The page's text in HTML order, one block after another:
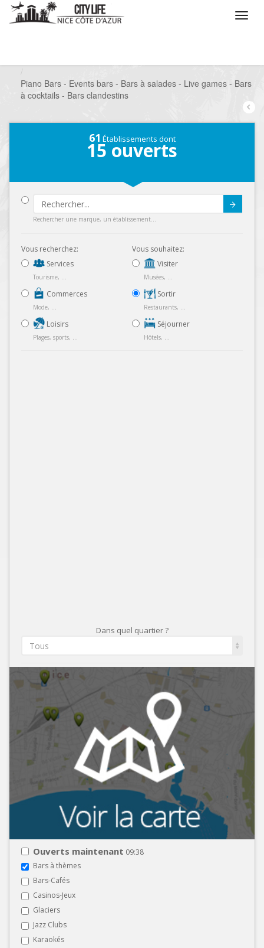
Piano Bars - Events bars - Bars à salades - Live games - Bars
à cocktails - Bars clandestins
61 Établissements dont
15 ouverts
Rechercher une marque, un établissement...
Vous recherchez:
Services
Tourisme, ...
Commerces
Mode, ...
Loisirs
Plages, sports, ...
Vous souhaitez:
Visiter
Musées, ...
Sortir
Restaurants, ...
Séjourner
Hôtels, ...
Dans quel quartier ?
Tous
Ouverts maintenant 09:38
Bars à thèmes
Bars-Cafés
Casinos-Jeux
Glaciers
Jazz Clubs
Karaokés